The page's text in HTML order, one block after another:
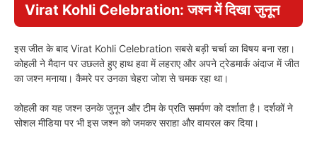
Virat Kohli Celebration: जश्न में दिखा जुनून
इस जीत के बाद Virat Kohli Celebration सबसे बड़ी चर्चा का विषय बना रहा।
कोहली ने मैदान पर उछलते हुए हाथ हवा में लहराए और अपने ट्रेडमार्क अंदाज में जीत
का जश्न मनाया। कैमरे पर उनका चेहरा जोश से चमक रहा था।
कोहली का यह जश्न उनके जुनून और टीम के प्रति समर्पण को दर्शाता है। दर्शकों ने
सोशल मीडिया पर भी इस जश्न को जमकर सराहा और वायरल कर दिया।